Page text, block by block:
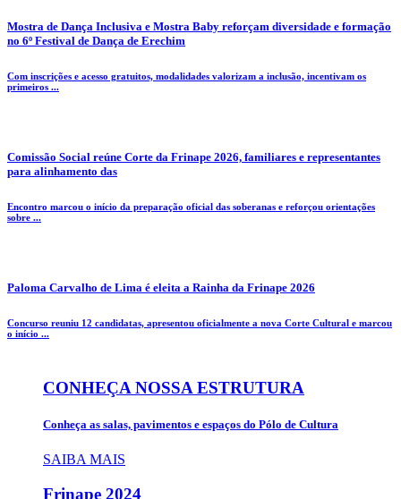
Mostra de Dança Inclusiva e Mostra Baby reforçam diversidade e formação
no 6º Festival de Dança de Erechim
Com inscrições e acesso gratuitos, modalidades valorizam a inclusão, incentivam os
primeiros ...
Comissão Social reúne Corte da Frinape 2026, familiares e representantes
para alinhamento das
Encontro marcou o início da preparação oficial das soberanas e reforçou orientações
sobre ...
Paloma Carvalho de Lima é eleita a Rainha da Frinape 2026
Concurso reuniu 12 candidatas, apresentou oficialmente a nova Corte Cultural e marcou
o início ...
CONHEÇA NOSSA ESTRUTURA
Conheça as salas, pavimentos e espaços do Pólo de Cultura
SAIBA MAIS
Frinape 2024